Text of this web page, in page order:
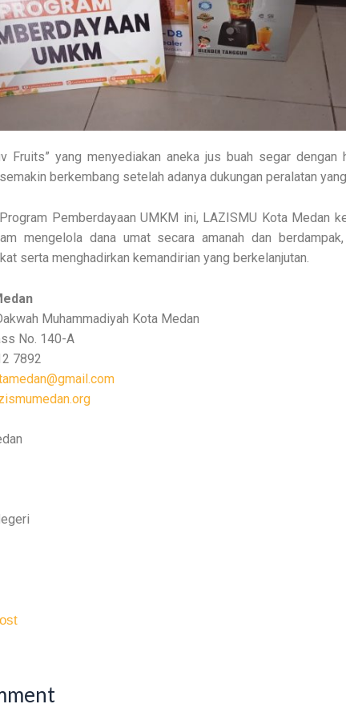
Fruits” yang menyediakan aneka jus buah segar dengan
berkembang setelah adanya dukungan peralatan
Pemberdayaan UMKM ini, LAZISMU Kota Medan
mengelola dana umat secara amanah dan
serta menghadirkan kemandirian yang berkelanjutan.
Muhammadiyah Kota Medan
No. 140-A
7892